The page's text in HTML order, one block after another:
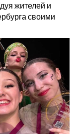
жителей и
своими